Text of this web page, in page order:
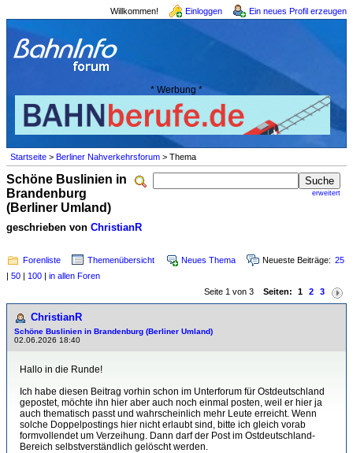
Willkommen! Einloggen Ein neues Profil erzeugen
* Werbung *
Startseite > Berliner Nahverkehrsforum > Thema
erweitert
Schöne Buslinien in
Brandenburg
(Berliner Umland)
geschrieben von ChristianR
Forenliste Themenübersicht Neues Thema Neueste Beiträge: 25
| 50 | 100 | in allen Foren
Seite 1 von 3 Seiten: 1 2 3
ChristianR
Schöne Buslinien in Brandenburg (Berliner Umland)
02.06.2026 18:40
Hallo in die Runde!
Ich habe diesen Beitrag vorhin schon im Unterforum für Ostdeutschland
gepostet, möchte ihn hier aber auch noch einmal posten, weil er hier ja
auch thematisch passt und wahrscheinlich mehr Leute erreicht. Wenn
solche Doppelpostings hier nicht erlaubt sind, bitte ich gleich vorab
formvollendet um Verzeihung. Dann darf der Post im Ostdeutschland-
Bereich selbstverständlich gelöscht werden.